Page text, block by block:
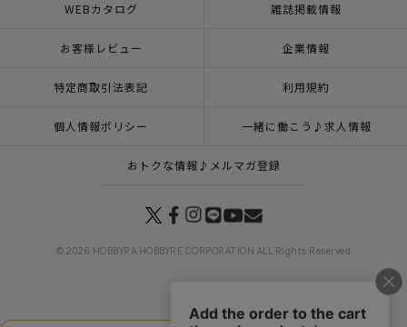
WEBカタログ 雑誌掲載情報
お客様レビュー 企業情報
特定商取引法表記 利用規約
個人情報ポリシー 一緒に働こう♪求人情報
おトクな情報♪メルマガ登録
© 2026 HOBBYRA HOBBYRE CORPORATION ALL Rights Reserved